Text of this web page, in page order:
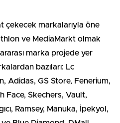
çekecek markalarıyla öne
ve MediaMarkt olmak
marka projede yer
bazıları: Lc
Adidas, GS Store, Fenerium,
Face, Skechers, Vault,
Ramsey, Manuka, İpekyol,